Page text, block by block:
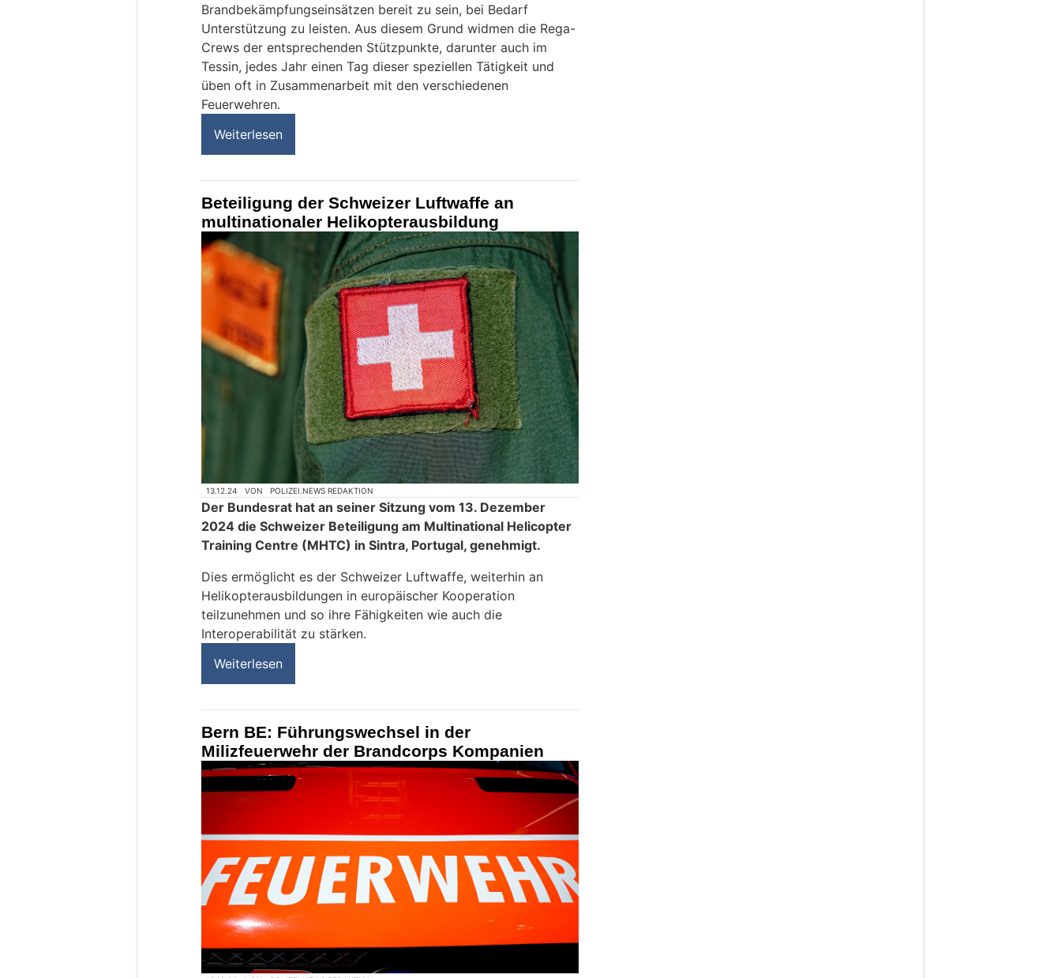
Brandbekämpfungseinsätzen bereit zu sein, bei Bedarf
Unterstützung zu leisten. Aus diesem Grund widmen die Rega-
Crews der entsprechenden Stützpunkte, darunter auch im
Tessin, jedes Jahr einen Tag dieser speziellen Tätigkeit und
üben oft in Zusammenarbeit mit den verschiedenen
Feuerwehren.
Weiterlesen
Beteiligung der Schweizer Luftwaffe an
multinationaler Helikopterausbildung
13.12.24 VON POLIZEI.NEWS REDAKTION
Der Bundesrat hat an seiner Sitzung vom 13. Dezember
2024 die Schweizer Beteiligung am Multinational Helicopter
Training Centre (MHTC) in Sintra, Portugal, genehmigt.
Dies ermöglicht es der Schweizer Luftwaffe, weiterhin an
Helikopterausbildungen in europäischer Kooperation
teilzunehmen und so ihre Fähigkeiten wie auch die
Interoperabilität zu stärken.
Weiterlesen
Bern BE: Führungswechsel in der
Milizfeuerwehr der Brandcorps Kompanien